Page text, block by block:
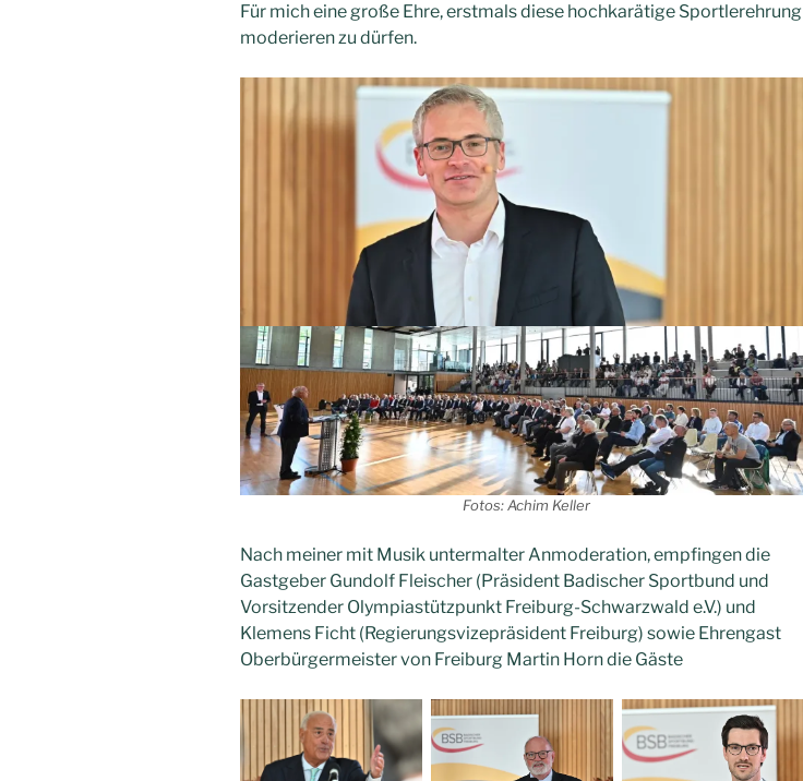
Für mich eine große Ehre, erstmals diese hochkarätige Sportlerehrung
moderieren zu dürfen.
Fotos: Achim Keller
Nach meiner mit Musik untermalter Anmoderation, empfingen die
Gastgeber Gundolf Fleischer (Präsident Badischer Sportbund und
Vorsitzender Olympiastützpunkt Freiburg-Schwarzwald e.V.) und
Klemens Ficht (Regierungsvizepräsident Freiburg) sowie Ehrengast
Oberbürgermeister von Freiburg Martin Horn die Gäste